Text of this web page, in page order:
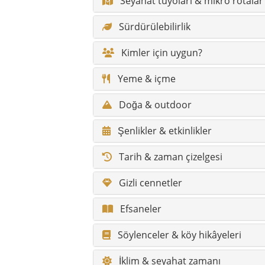
Gizli cennetler
Efsaneler
Söylenceler & köy hikâyeleri
İklim & seyahat zamanı
Yürüyüş rotaları & doğa
Erişilebilirlik / konfor
Engelli gezginler için bilgiler
Fotoğraf noktaları
Sağlık & acil durum
Alışveriş & pazarlar